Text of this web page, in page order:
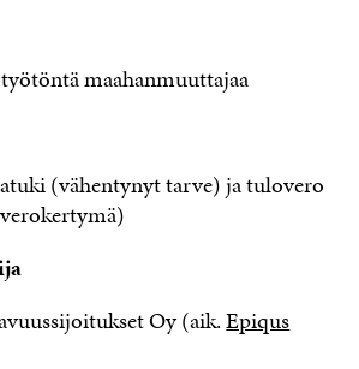
maahanmuuttajaa
(vähentynyt tarve) ja tulovero
Oy (aik.Epiqus